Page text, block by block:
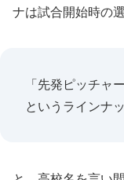
ナは試合開始時の
「先発ピッチャ
というラインナ